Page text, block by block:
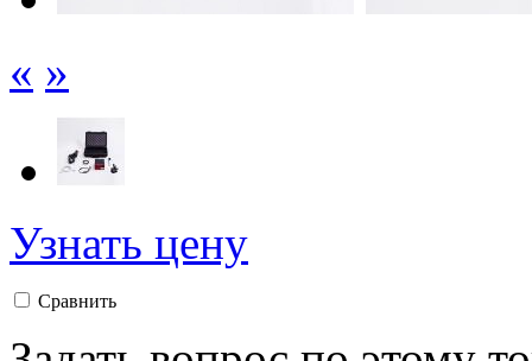
« »
Узнать цену
Сравнить